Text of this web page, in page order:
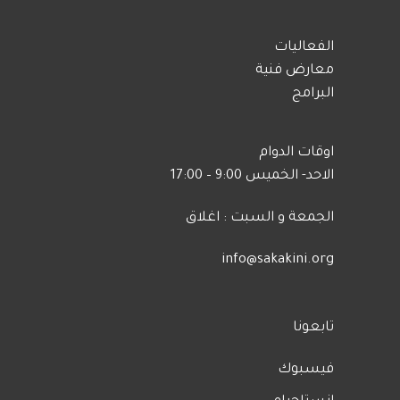
الفعاليات
معارض فنية
البرامج
اوقات الدوام
الاحد- الخميس 9:00 – 17:00
الجمعة و السبت : اغلاق
info@sakakini.org
تابعونا
فيسبوك